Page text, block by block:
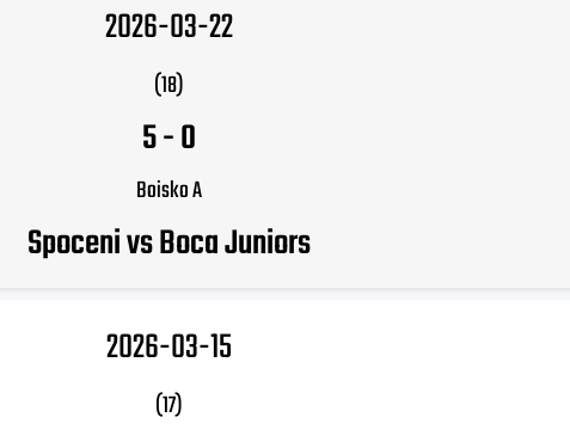
2026-03-22
(18)
5-0
Boisko A
Spoceni vs Boca Juniors
2026-03-15
(17)